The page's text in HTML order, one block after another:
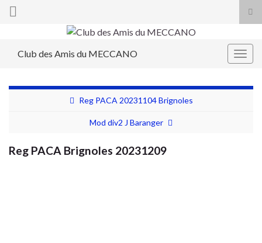
Search for:
Club des Amis du MECCANO
Reg PACA 20231104 Brignoles
Mod div2 J Baranger
Reg PACA Brignoles 20231209